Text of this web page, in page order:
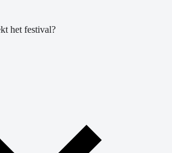
het festival?